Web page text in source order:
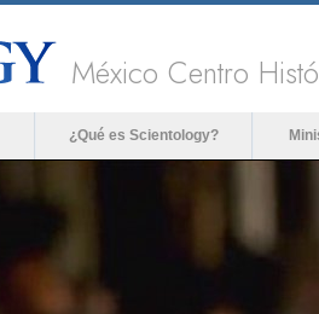
México Centro
¿Qué es Scientology?